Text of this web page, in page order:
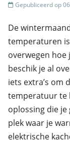
Gepubliceerd op
De
temperaturen
overwegen hoe
beschik je al
iets extra’s om
temperatuur te
oplossing die
plek waar je
elektrische